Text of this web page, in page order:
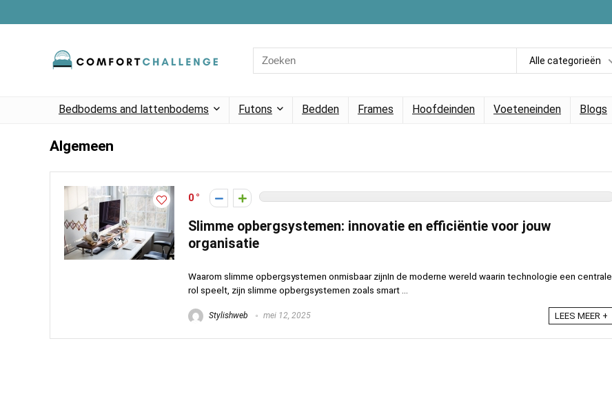
for:
Alle categorieën
Bedbodems and lattenbodems Futons Bedden Frames Hoofdeinden Voeteneinden Blogs
Algemeen
0
Slimme opbergsystemen: innovatie en efficiëntie voor jouw
organisatie
Waarom slimme opbergsystemen onmisbaar zijnIn de moderne wereld waarin technologie een centrale
rol speelt, zijn slimme opbergsystemen zoals smart ...
Stylishweb mei 12, 2025 LEES MEER +